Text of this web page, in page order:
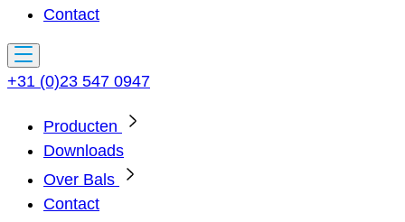
Contact
+31 (0)23 547 0947
Producten
Downloads
Over Bals
Contact